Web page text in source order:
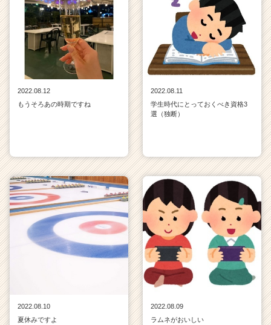
2022.08.12
もうそろあの時期ですね
2022.08.11
学生時代にとっておくべき資格3
選（独断）
2022.08.10
夏休みですよ
2022.08.09
ラムネがおいしい